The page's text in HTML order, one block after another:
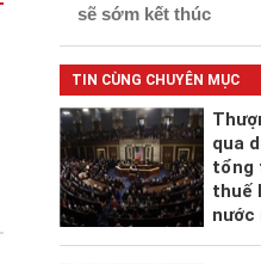
sẽ sớm kết thúc
TIN CÙNG CHUYÊN MỤC
qua
tổng
thuế
nước